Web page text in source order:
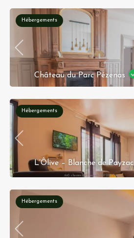
Hébergements
Château du Parc Pézenas
Pézenas
Hébergements
L’Ôlive – Blanche de Payzac
693 chemin de Chazalet 07230 Payzac
Hébergements